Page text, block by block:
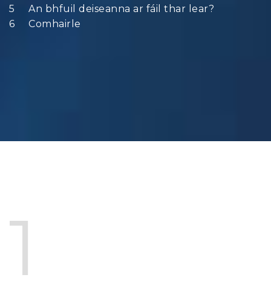
An bhfuil deiseanna ar fáil thar lear?
Comhairle
1